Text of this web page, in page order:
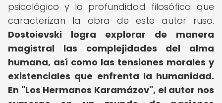
psicológico y la profundidad filosófica que
caracterizan la obra de este autor ruso.
Dostoievski logra explorar de manera
magistral las complejidades del alma
humana, así como las tensiones morales y
existenciales que enfrenta la humanidad.
En "Los Hermanos Karamázov", el autor nos